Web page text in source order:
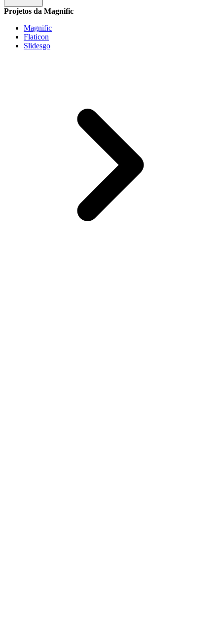
Projetos da Magnific
Magnific
Flaticon
Slidesgo